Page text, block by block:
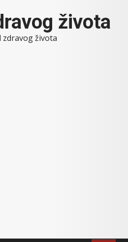
života
zdravog života